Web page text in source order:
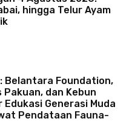
hingga Telur Ayam
Belantara Foundation,
dan Kebun
Edukasi Generasi Muda
Pendataan Fauna-